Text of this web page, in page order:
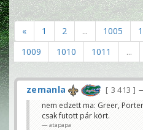
« 1 2 ... 1005
1009
1010 1011 ...
zemanla 3 413
nem edzett ma: Greer,
csak futott pár kört.
atapapa